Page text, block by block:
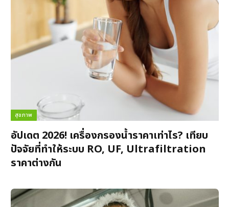
สุขภาพ
อัปเดต 2026! เครื่องกรองน้ำราคาเท่าไร? เทียบ
ปัจจัยที่ทำให้ระบบ RO, UF, Ultrafiltration
ราคาต่างกัน